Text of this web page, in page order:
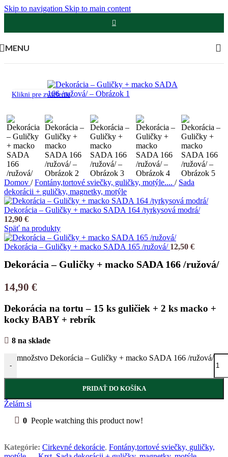
Skip to navigation Skip to main content
MENU
Klikni pre zväčšenie
Domov / Fontány,tortové sviečky, guličky, motýle.... / Sada
dekorácii + guličky, magnetky, motýle
Dekorácia – Guličky + macko SADA 164 /tyrkysová modrá/
12,90 €
Späť na produkty
Dekorácia – Guličky + macko SADA 165 /ružová/ 12,50 €
Dekorácia – Guličky + macko SADA 166 /ružová/
14,90 €
Dekorácia na tortu – 15 ks guličiek + 2 ks macko +
kocky BABY + rebrík
8 na sklade
-
množstvo Dekorácia – Guličky + macko SADA 166 /ružová/
PRIDAŤ DO KOŠÍKA
Želám si
0 People watching this product now!
Kategórie: Cirkevné dekorácie, Fontány,tortové sviečky, guličky,